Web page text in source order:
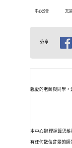
中心公告 文
分享
親愛的老師與同學，
本中心辦理運算思
有任何數位背景的師